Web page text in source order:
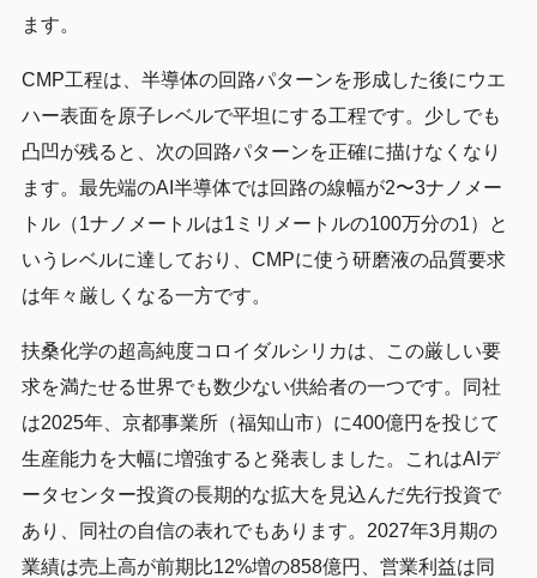
ます。
CMP工程は、半導体の回路パターンを形成した後にウエ
ハー表面を原子レベルで平坦にする工程です。少しでも
凸凹が残ると、次の回路パターンを正確に描けなくなり
ます。最先端のAI半導体では回路の線幅が2〜3ナノメー
トル（1ナノメートルは1ミリメートルの100万分の1）と
いうレベルに達しており、CMPに使う研磨液の品質要求
は年々厳しくなる一方です。
扶桑化学の超高純度コロイダルシリカは、この厳しい要
求を満たせる世界でも数少ない供給者の一つです。同社
は2025年、京都事業所（福知山市）に400億円を投じて
生産能力を大幅に増強すると発表しました。これはAIデ
ータセンター投資の長期的な拡大を見込んだ先行投資で
あり、同社の自信の表れでもあります。2027年3月期の
業績は売上高が前期比12%増の858億円、営業利益は同